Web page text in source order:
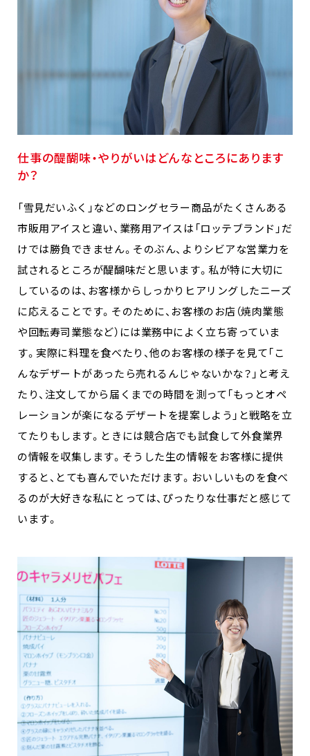
仕事の醍醐味・やりがいはどんなところにあります
か？
「雪見だいふく」などのロングセラー商品がたくさんある
市販用アイスと違い、業務用アイスは「ロッテブランド」だ
けでは勝負できません。そのぶん、よりシビアな営業力を
試されるところが醍醐味だと思います。私が特に大切に
しているのは、お客様からしっかりヒアリングしたニーズ
に応えることです。そのために、お客様のお店（焼肉業態
や回転寿司業態など）には業務中によく立ち寄っていま
す。実際に料理を食べたり、他のお客様の様子を見て「こ
んなデザートがあったら売れるんじゃないかな？」と考え
たり、注文してから届くまでの時間を測って「もっとオペ
レーションが楽になるデザートを提案しよう」と戦略を立
てたりもします。ときには競合店でも試食して外食業界
の情報を収集します。そうした生の情報をお客様に提供
すると、とても喜んでいただけます。おいしいものを食べ
るのが大好きな私にとっては、ぴったりな仕事だと感じて
います。